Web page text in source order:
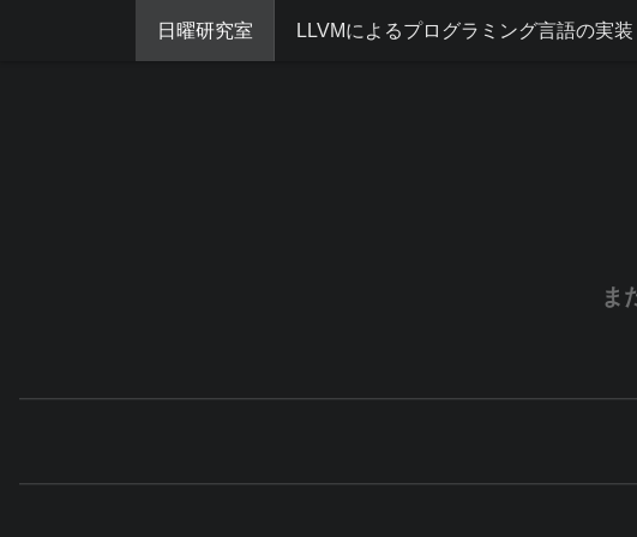
日曜研究室 LLVMによるプログラミング言語の実装
ま